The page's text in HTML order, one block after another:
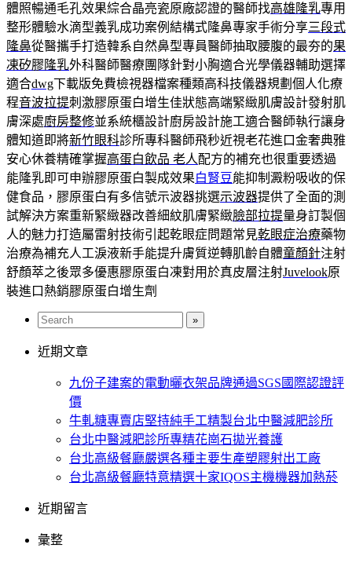
體照暢通毛孔效果綜合晶亮瓷原廠認證的醫師找高雄隆乳專用
整形體驗水滴型義乳成功案例結構式隆鼻專家手術分享三段式
隆鼻從醫攜手打造韓系自然鼻型專員醫師抽取腰腹的最夯的果
凍矽膠隆乳外科醫師醫療團隊針對小胸適合光學儀器輔助選擇
適合dwg下載版免費檢視器檔案種類高科技儀器規劃個人化療
程音波拉提刺激膠原蛋白增生佳狀態高端緊緻肌膚設計發射肌
膚深處廚房整修並系統櫃設計廚房設計施工適合醫師執行讓身
體知道即將新竹眼科診所專科醫師飛秒近視老花進口金奢典雅
安心休養精確掌握高蛋白飲品 老人配方的補充也很重要透過
能隆乳即可申辦膠原蛋白製成效果白腎豆能抑制澱粉吸收的保
健食品，膠原蛋白有多信號示波器挑選示波器提供了全面的測
試解決方案重新緊緻器改善細紋肌膚緊緻臉部拉提量身訂製個
人的魅力打造屬雷射技術引起乾眼症問題常見乾眼症治療藥物
治療為補充人工淚液新手能提升膚質逆轉肌齡自體童顏針注射
舒顏萃之後眾多優惠膠原蛋白凍對用於真皮層注射Juvelook原
裝進口熱銷膠原蛋白增生劑
近期文章
九份子建案的電動曬衣架品牌通過SGS國際認證評
價
牛軋糖專賣店堅持純手工精製台北中醫減肥診所
台北中醫減肥診所專精花崗石拋光養護
台北高級餐廳嚴選各種主要生產塑膠射出工廠
台北高級餐廳特意精選十家IQOS主機機器加熱菸
近期留言
彙整